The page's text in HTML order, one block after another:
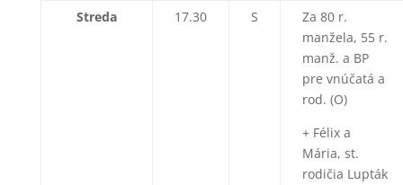
Streda
17.30 S
Za 80 r.
manžela, 55 r.
manž. a BP
pre vnúčatá a
rod. (O)
+ Félix a
Mária, st.
rodičia Lupták